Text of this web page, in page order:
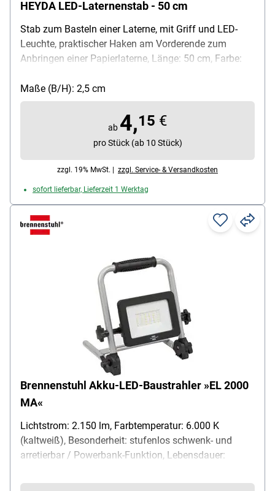
HEYDA LED-Laternenstab - 50 cm
Stab zum Basteln einer Laterne, mit Griff und LED-
Leuchte, praktischer Haken am Vorderende zum
Anbringen einer Papierlaterne, Länge: 50 cm, Farbe:
AA-Batterien, Lieferumfang: 1 Laternenstab inkl.
Batterie
Maße (B/H): 2,5 cm
ab 4,15 €
pro Stück (ab 10 Stück)
zzgl. 19% MwSt. | zzgl. Service- & Versandkosten
sofort lieferbar, Lieferzeit 1 Werktag
Brennenstuhl Akku-LED-Baustrahler »EL 2000
MA«
Lichtstrom: 2.150 lm, Farbtemperatur: 6.000 K
(kaltweiß), Besonderheit: stufenlos schwenk- und
arretierbar / Powerbank-Funktion, Lebensdauer:
Schutzart: spritzwassergeschützt IP54, Material: